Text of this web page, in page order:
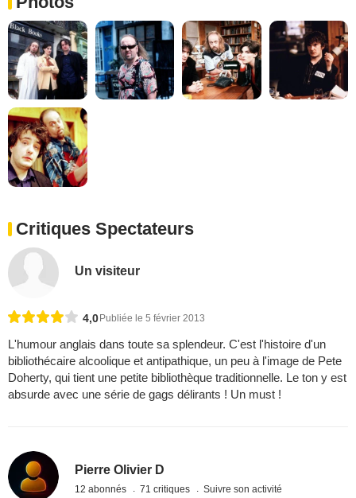
Critiques Spectateurs
Un visiteur
4,0 Publiée le 5 février 2013
L'humour anglais dans toute sa splendeur. C'est l'histoire d'un
bibliothécaire alcoolique et antipathique, un peu à l'image de Pete
Doherty, qui tient une petite bibliothèque traditionnelle. Le ton y est
absurde avec une série de gags délirants ! Un must !
Pierre Olivier D
12 abonnés 71 critiques Suivre son activité